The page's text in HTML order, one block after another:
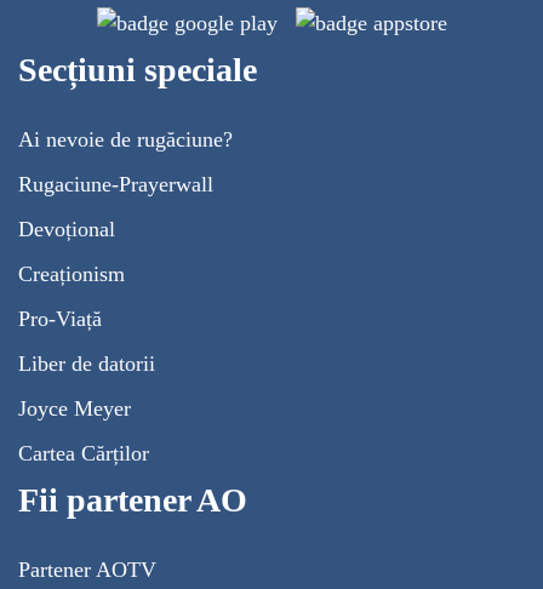
Secțiuni speciale
Ai nevoie de rugăciune?
Rugaciune-Prayerwall
Devoțional
Creaționism
Pro-Viață
Liber de datorii
Joyce Meyer
Cartea Cărților
Fii partener AO
Partener AOTV